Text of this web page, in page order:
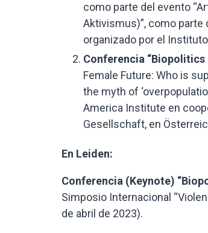
como parte del evento
Aktivismus)”, como parte
organizado por el
Conferencia
Female Future: Who is
the myth of
America Institute en
Gesellschaft, en
En Leiden:
Conferencia (Keynote)
Simposio Internacional
de abril de 2023).